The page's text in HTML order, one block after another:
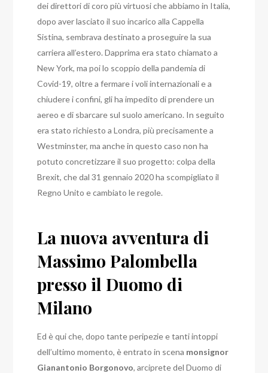
dei direttori di coro più virtuosi che abbiamo in Italia,
dopo aver lasciato il suo incarico alla Cappella
Sistina, sembrava destinato a proseguire la sua
carriera all’estero.Dapprima era stato chiamato a
New York, ma poi lo scoppio della pandemia di
Covid-19, oltre a fermare i voli internazionali e a
chiudere i confini, gli ha impedito di prendere un
aereo e di sbarcare sul suolo americano. In seguito
era stato richiesto a Londra, più precisamente a
Westminster, ma anche in questo caso non ha
potuto concretizzare il suo progetto: colpa della
Brexit, che dal 31 gennaio 2020 ha scompigliato il
Regno Unito e cambiato le regole.
La nuova avventura di
Massimo Palombella
presso il Duomo di
Milano
Ed è qui che, dopo tante peripezie e tanti intoppi
dell’ultimo momento, è entrato in scena monsignor
Gianantonio Borgonovo, arciprete del Duomo di